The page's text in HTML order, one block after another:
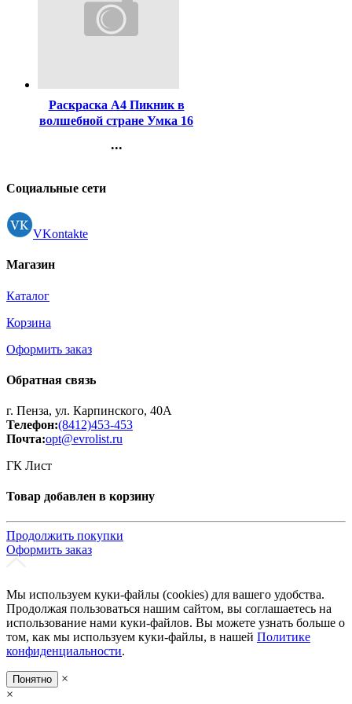
Раскраска А4 Пикник в
волшебной стране Умка 16
...
Регистрация
Социальные сети
VKontakte
Магазин
Каталог
Корзина
Оформить заказ
Обратная связь
г. Пенза, ул. Карпинского, 40А
Телефон:(8412)453-453
Почта:opt@evrolist.ru
ГК Лист
Товар добавлен в корзину
Продолжить покупки
Оформить заказ
Мы используем куки-файлы (cookies) для вашего удобства.
Продолжая пользоваться нашим сайтом, вы соглашаетесь на
использование нами куки-файлов. Вы можете узнать больше о
том, как мы используем куки-файлы, в нашей Политике
конфиденциальности.
Понятно
×
×